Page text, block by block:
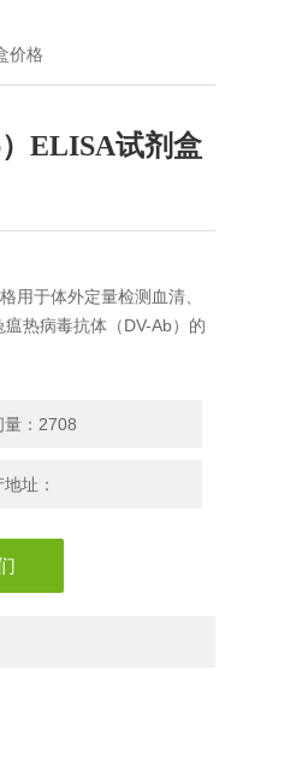
价格
ELISA试剂盒
用于体外定量检测血清、
热病毒抗体（DV-Ab）的
量：2708
址：